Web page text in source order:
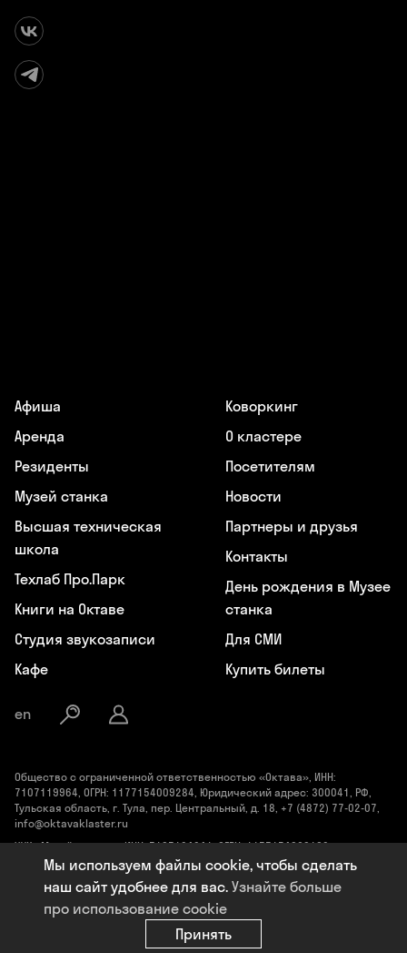
Афиша
Аренда
Резиденты
Музей станка
Высшая техническая
школа
Техлаб Про.Парк
Книги на Октаве
Студия звукозаписи
Кафе
Коворкинг
О кластере
Посетителям
Новости
Партнеры и друзья
Контакты
День рождения в Музее
станка
Для СМИ
Купить билеты
en
Общество с ограниченной ответственностью «Октава», ИНН:
7107119964, ОГРН: 1177154009284, Юридический адрес: 300041, РФ,
Тульская область, г. Тула, пер. Центральный, д. 18, +7 (4872) 77-02-07,
info@oktavaklaster.ru
ЧУК «Музей станка», ИНН: 7107124241, ОГРН: 1177154030162,
Юридический адрес: 300041, Тульская область, г. Тула, пер.
Центральный, д. 18, +7 (991) 414-00-98, info@oktavaklaster.ru
Политика обработки персональных данных
Мы используем файлы cookie, чтобы сделать
наш сайт удобнее для вас. Узнайте больше
про использование cookie
Принять